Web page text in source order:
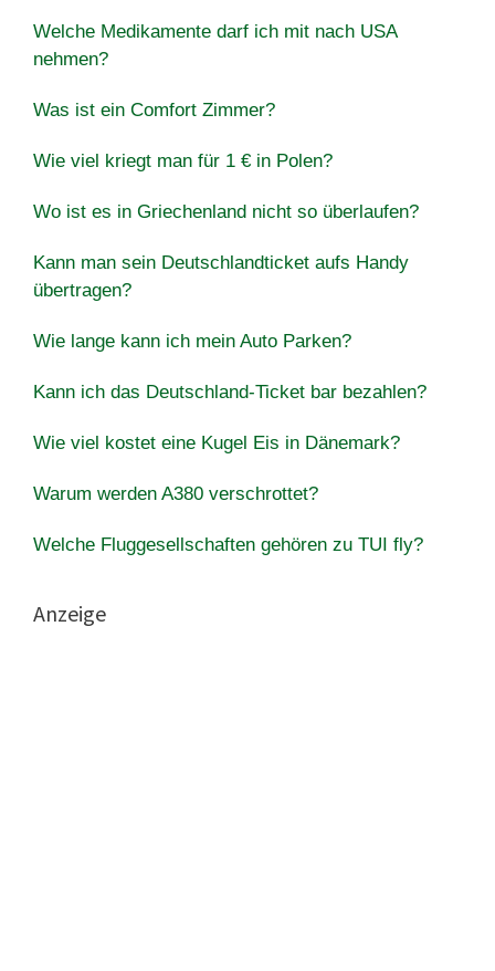
Welche Medikamente darf ich mit nach USA
nehmen?
Was ist ein Comfort Zimmer?
Wie viel kriegt man für 1 € in Polen?
Wo ist es in Griechenland nicht so überlaufen?
Kann man sein Deutschlandticket aufs Handy
übertragen?
Wie lange kann ich mein Auto Parken?
Kann ich das Deutschland-Ticket bar bezahlen?
Wie viel kostet eine Kugel Eis in Dänemark?
Warum werden A380 verschrottet?
Welche Fluggesellschaften gehören zu TUI fly?
Anzeige